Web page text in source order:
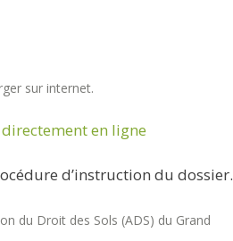
sur internet.
en ligne
d’instruction du dossier.
du Droit des Sols (ADS) du Grand